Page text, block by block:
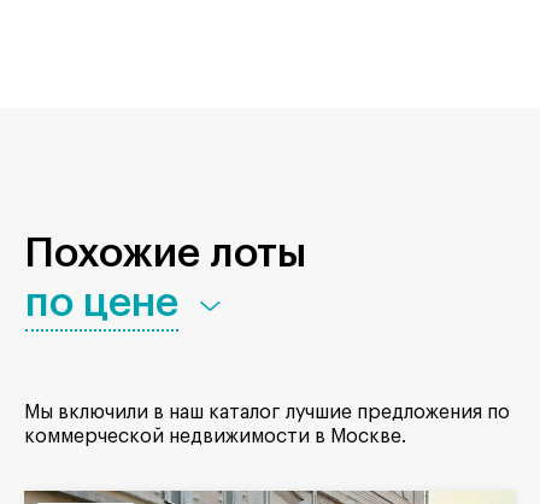
Похожие лоты
по цене
Мы включили в наш каталог лучшие предложения по
коммерческой недвижимости в Москве.